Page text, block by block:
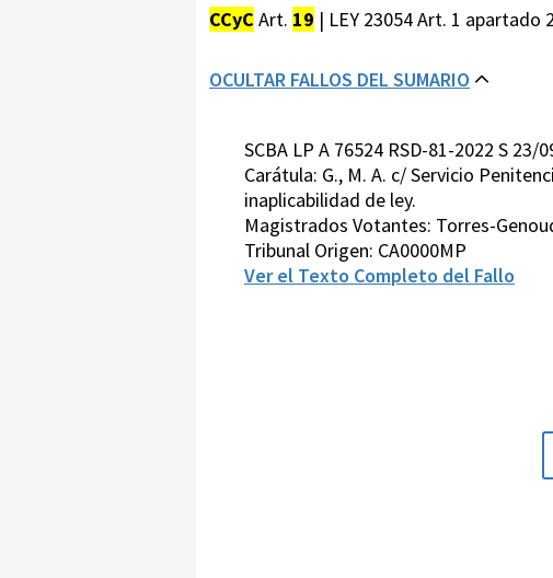
CCyC Art. 19 | LEY 23054 Art. 1 apartado
OCULTAR FALLOS DEL SUMARIO
SCBA LP A 76524 RSD-81-2022 S 23/
Carátula: G., M. A. c/ Servicio
inaplicabilidad de ley.
Magistrados Votantes: Torres-
Tribunal Origen: CA0000MP
Ver el Texto Completo del Fallo